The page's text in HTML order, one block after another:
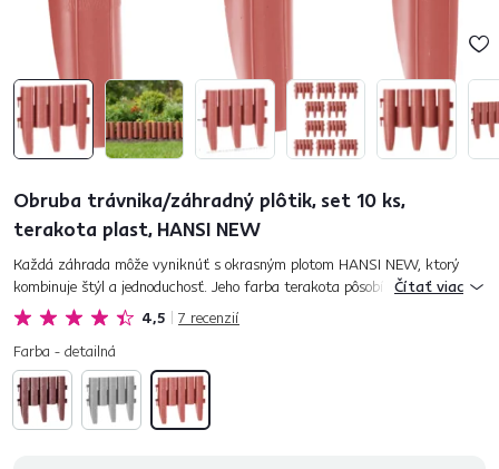
Obruba trávnika/záhradný plôtik, set 10 ks,
terakota plast, HANSI NEW
4,5 7 recenzií
Každá záhrada môže vyniknúť s okrasným plotom HANSI NEW, ktorý
kombinuje štýl a jednoduchosť. Jeho farba terakota pôsobí elegantne a
moderne, zatiaľ čo plastový dizajn zjednodušuje používanie. I...
Čítať viac
Farba - detailná